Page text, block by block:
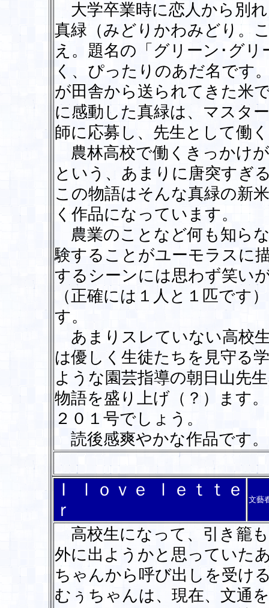
大学卒業時に恋人から別
真緑（みどりかわみどり。
え。題名の「グリーン･グ
く、ぴったりのあだ名です
が田舎から送られてきた米
に感動した真緑は、マスタ
師に応募し、先生として働
農林高校で働くきっかけ
という、あまりに唐突すぎ
この物語はそんな真緑の新
く作品になっています。
農業のことなど何も知ら
験することがユーモラスに
するシーンには思わず笑い
（正確には１人と１匹です
す。
あまりスレていない高校
は優しく生徒たちを見守る
ような園芸指導の朝日山先
物語を盛り上げ（？）ます
２０１号でしょう。
読後感爽やかな作品です
Ｉ ｌｏｖｅ ｌｅｔｔｅ
ｒ
文藝
高校生になって、引き籠
外に出ようかと思っていた
ちゃんから呼び出しを受け
むぅちゃんは、現在、文通